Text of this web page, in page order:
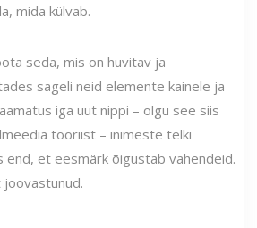
mida külvab.
seda, mis on huvitav ja
sageli neid elemente kainele ja
iga uut nippi – olgu see siis
tööriist – inimeste telki
et eesmärk õigustab vahendeid.